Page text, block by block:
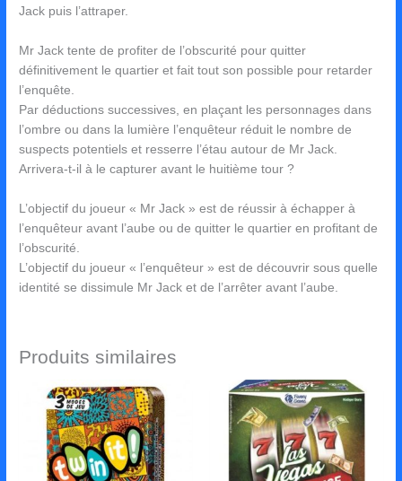
Jack puis l’attraper.
Mr Jack tente de profiter de l’obscurité pour quitter
définitivement le quartier et fait tout son possible pour retarder
l’enquête.
Par déductions successives, en plaçant les personnages dans
l’ombre ou dans la lumière l’enquêteur réduit le nombre de
suspects potentiels et resserre l’étau autour de Mr Jack.
Arrivera-t-il à le capturer avant le huitième tour ?
L’objectif du joueur « Mr Jack » est de réussir à échapper à
l’enquêteur avant l’aube ou de quitter le quartier en profitant de
l’obscurité.
L’objectif du joueur « l’enquêteur » est de découvrir sous quelle
identité se dissimule Mr Jack et de l’arrêter avant l’aube.
Produits similaires